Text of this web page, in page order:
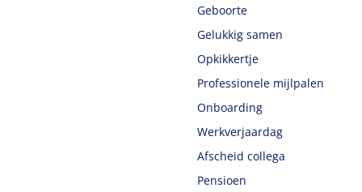
Geboorte
Gelukkig samen
Opkikkertje
Professionele mijlpalen
Onboarding
Werkverjaardag
Afscheid collega
Pensioen